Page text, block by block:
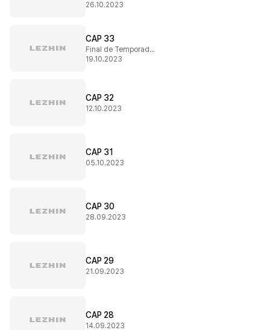
26.10.2023
CAP 33
Final de Temporada 1
19.10.2023
CAP 32
12.10.2023
CAP 31
05.10.2023
CAP 30
28.09.2023
CAP 29
21.09.2023
CAP 28
14.09.2023